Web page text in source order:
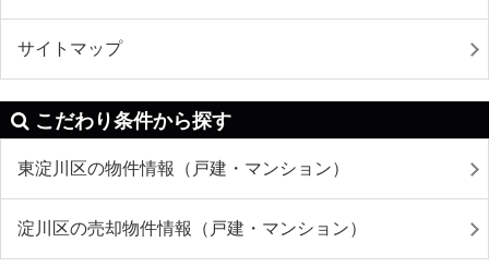
サイトマップ
こだわり条件から探す
東淀川区の物件情報（戸建・マンション）
淀川区の売却物件情報（戸建・マンション）